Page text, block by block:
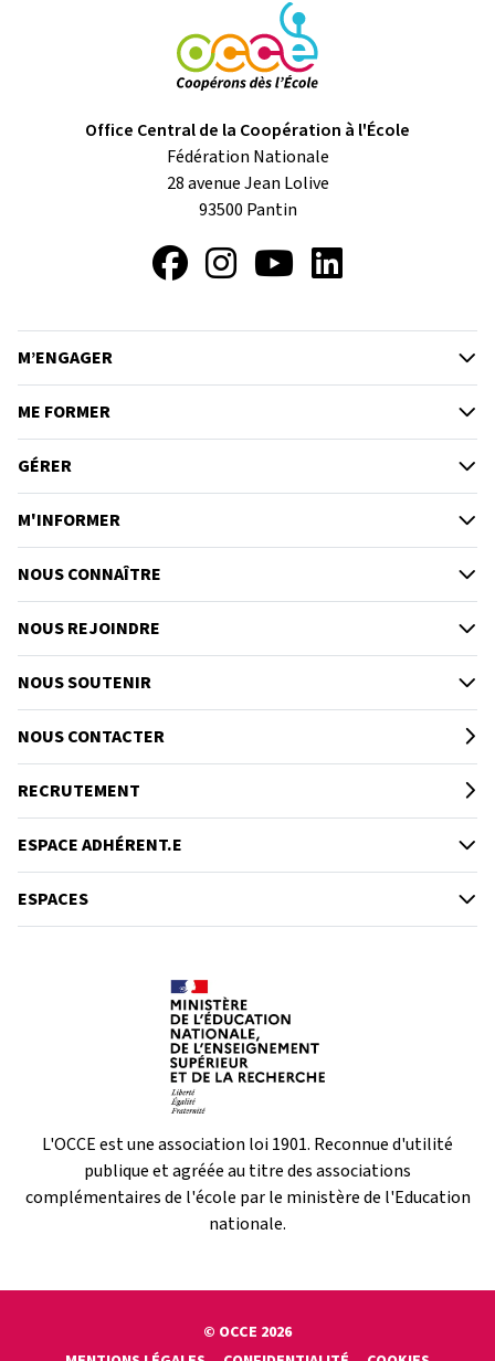
Office Central de la Coopération à l'École
Fédération Nationale
28 avenue Jean Lolive
93500 Pantin
FacebookInstagramYouTube
M’ENGAGER
ME FORMER
GÉRER
M'INFORMER
NOUS CONNAÎTRE
NOUS REJOINDRE
NOUS SOUTENIR
NOUS CONTACTER
RECRUTEMENT
ESPACE ADHÉRENT.E
ESPACES
L'OCCE est une association loi 1901. Reconnue d'utilité
publique et agréée au titre des associations
complémentaires de l'école par le ministère de l'Education
nationale.
© OCCE 2026